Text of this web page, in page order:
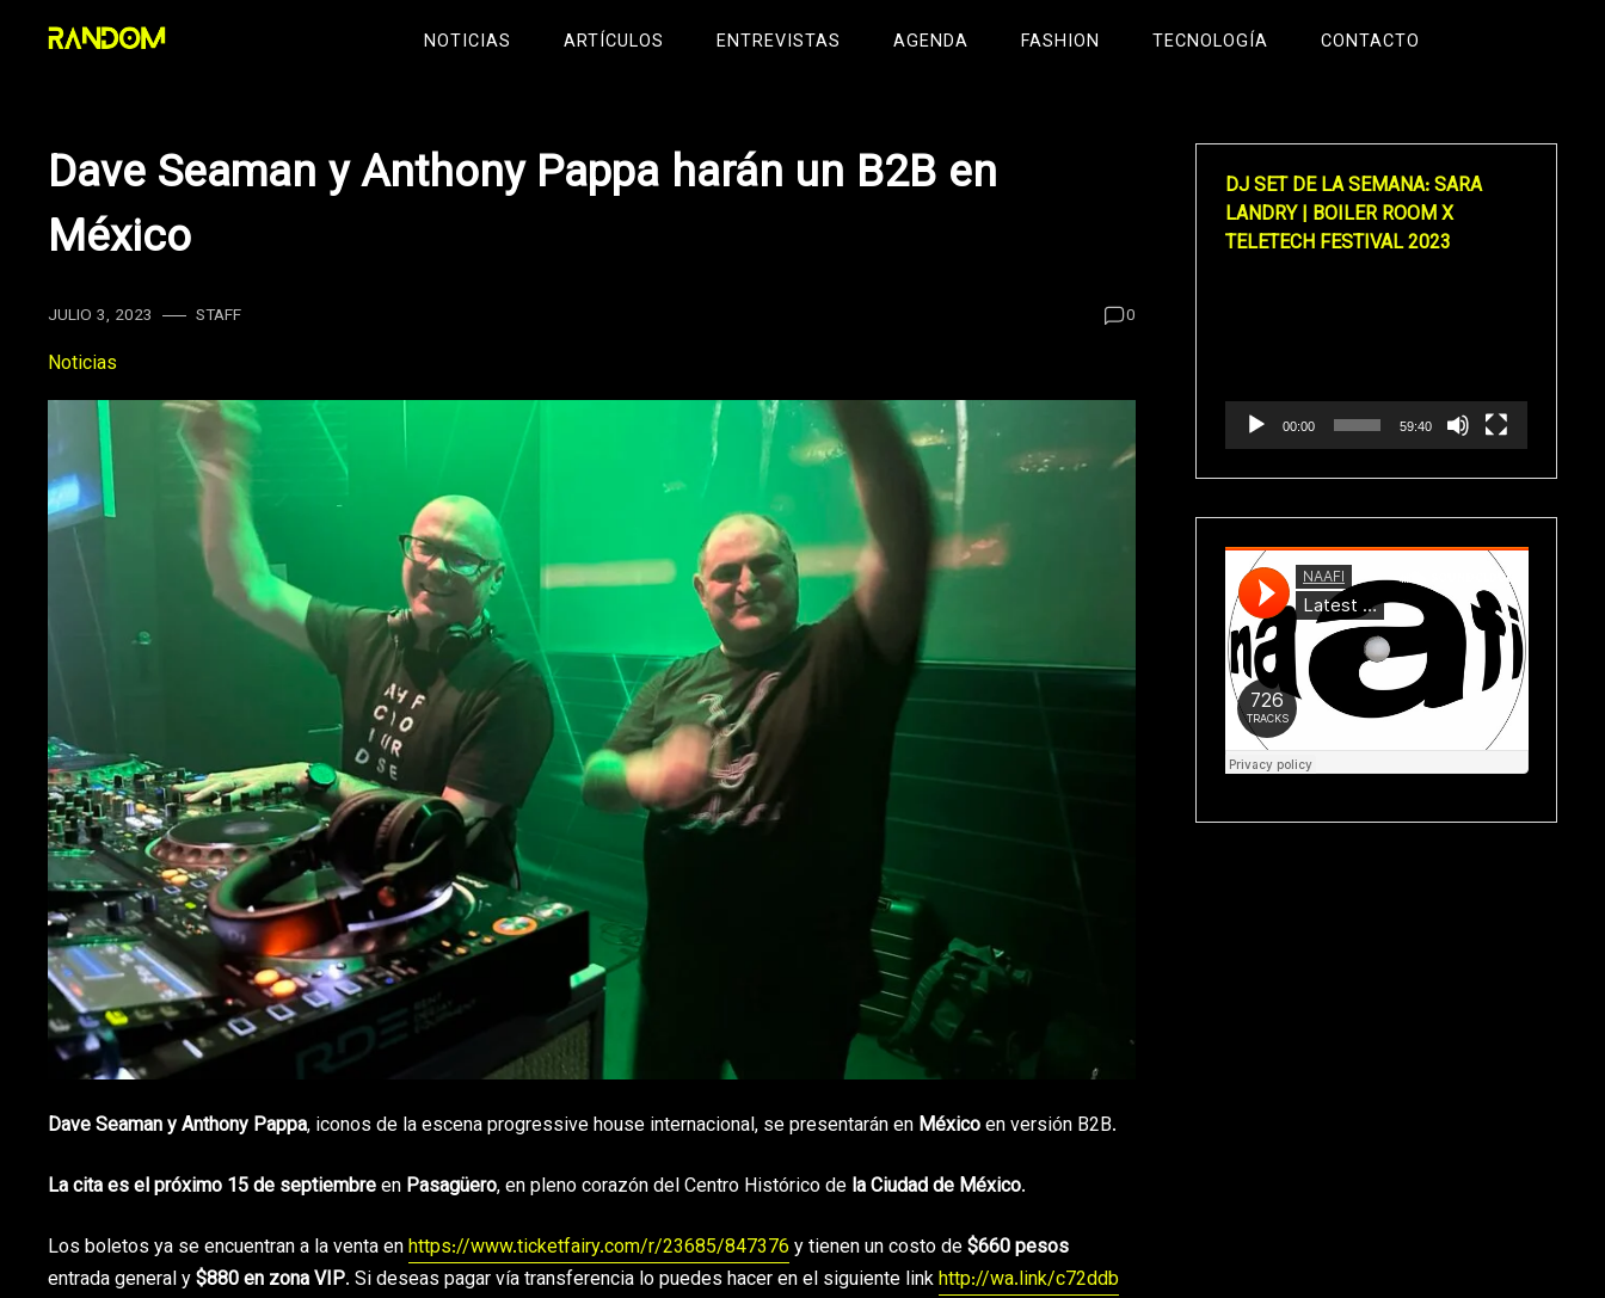
NOTICIAS ARTÍCULOS ENTREVISTAS AGENDA FASHION TECNOLOGÍA CONTACTO
Dave Seaman y Anthony Pappa harán un B2B en
México
JULIO 3, 2023 STAFF 0
Noticias
Dave Seaman y Anthony Pappa, iconos de la escena progressive house internacional, se presentarán en Méxicoen versión B2B.
La cita es el próximo 15 de septiembreen Pasagüero, en pleno corazón del Centro Histórico de la Ciudad de México.
Los boletos ya se encuentran a la venta enhttps://www.ticketfairy.com/r/23685/847376 y tienen un costo de$660 pesos
entrada general y$880 en zona VIP. Si deseas pagar vía transferencia lo puedes hacer en el siguiente linkhttp://wa.link/c72ddb
DJ SET DE LA SEMANA: SARA
LANDRY | BOILER ROOM X
TELETECH FESTIVAL 2023
00:00 59:40